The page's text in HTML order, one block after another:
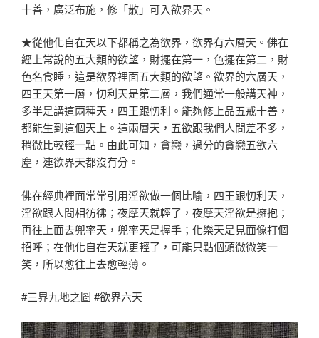
十善，廣泛布施，修「散」可入欲界天。
★從他化自在天以下都稱之為欲界，欲界有六層天。佛在
經上常說的五大類的欲望，財擺在第一，色擺在第二，財
色名食睡，這是欲界裡面五大類的欲望。欲界的六層天，
四王天第一層，忉利天是第二層，我們通常一般講天神，
多半是講這兩種天，四王跟忉利。能夠修上品五戒十善，
都能生到這個天上。這兩層天，五欲跟我們人間差不多，
稍微比較輕一點。由此可知，貪戀，過分的貪戀五欲六
塵，連欲界天都沒有分。
佛在經典裡面常常引用淫欲做一個比喻，四王跟忉利天，
淫欲跟人間相彷彿；夜摩天就輕了，夜摩天淫欲是擁抱；
再往上面去兜率天，兜率天是握手；化樂天是見面像打個
招呼；在他化自在天就更輕了，可能只點個頭微微笑一
笑，所以愈往上去愈輕薄。
#三界九地之圖 #欲界六天